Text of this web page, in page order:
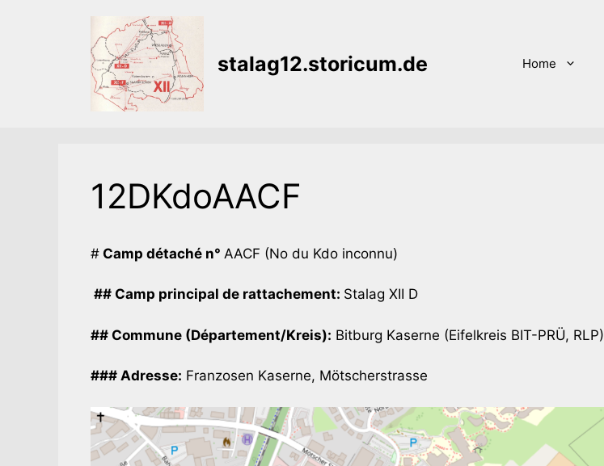
stalag12.storicum.de Home
12DKdoAACF
# Camp détaché n° AACF (No du Kdo inconnu)
## Camp principal de rattachement: Stalag XII D
## Commune (Département/Kreis): Bitburg Kaserne (Eifelkreis BIT-PRÜ, RLP)
### Adresse: Franzosen Kaserne, Mötscherstrasse